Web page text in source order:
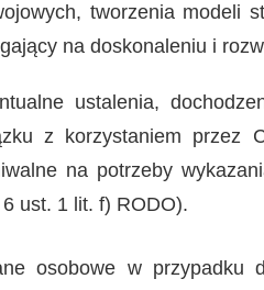
tworzenia modeli
na doskonaleniu i
ustalenia,
z korzystaniem przez
na potrzeby
ust. 1 lit. f) RODO).
osobowe w przypadku